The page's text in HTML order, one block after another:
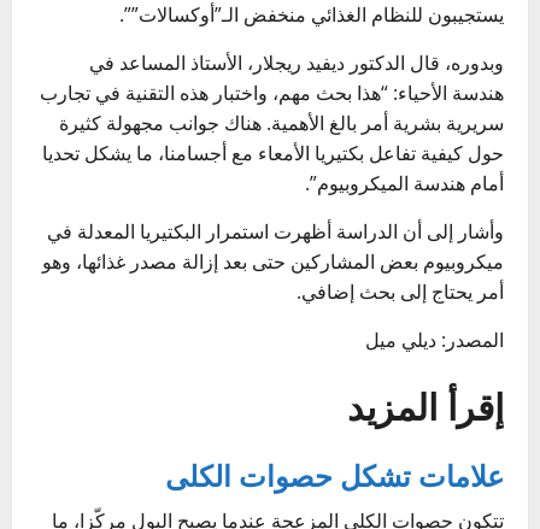
يستجيبون للنظام الغذائي منخفض الـ”أوكسالات””.
وبدوره، قال الدكتور ديفيد ريجلار، الأستاذ المساعد في
هندسة الأحياء: “هذا بحث مهم، واختبار هذه التقنية في تجارب
سريرية بشرية أمر بالغ الأهمية. هناك جوانب مجهولة كثيرة
حول كيفية تفاعل بكتيريا الأمعاء مع أجسامنا، ما يشكل تحديا
أمام هندسة الميكروبيوم”.
وأشار إلى أن الدراسة أظهرت استمرار البكتيريا المعدلة في
ميكروبيوم بعض المشاركين حتى بعد إزالة مصدر غذائها، وهو
أمر يحتاج إلى بحث إضافي.
المصدر: ديلي ميل
إقرأ المزيد
علامات تشكل حصوات الكلى
تتكون حصوات الكلى المزعجة عندما يصبح البول مركّزا، ما